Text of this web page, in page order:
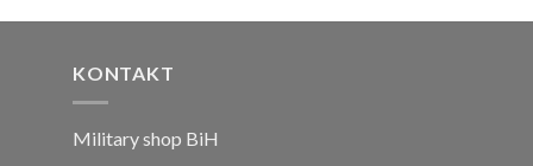
KONTAKT
Military shop BiH